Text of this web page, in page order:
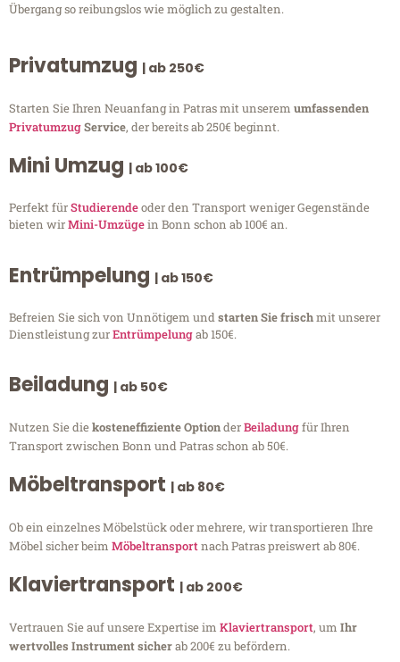
Übergang so reibungslos wie möglich zu gestalten.
Privatumzug | ab 250€
Starten Sie Ihren Neuanfang in Patras mit unserem umfassenden
PrivatumzugService, der bereits ab 250€ beginnt.
Mini Umzug | ab 100€
Perfekt fürStudierendeoder den Transport weniger Gegenstände
bieten wirMini-Umzügein Bonn schon ab 100€ an.
Entrümpelung | ab 150€
Befreien Sie sich von Unnötigem undstarten Sie frischmit unserer
Dienstleistung zurEntrümpelungab 150€.
Beiladung | ab 50€
Nutzen Sie diekosteneffiziente OptionderBeiladungfür Ihren
Transport zwischen Bonn und Patras schon ab 50€.
Möbeltransport | ab 80€
Ob ein einzelnes Möbelstück oder mehrere, wir transportieren Ihre
Möbel sicher beim Möbeltransportnach Patras preiswert ab 80€.
Klaviertransport | ab 200€
Vertrauen Sie auf unsere Expertise im Klaviertransport, um Ihr
wertvolles Instrument sicherab 200€ zu befördern.